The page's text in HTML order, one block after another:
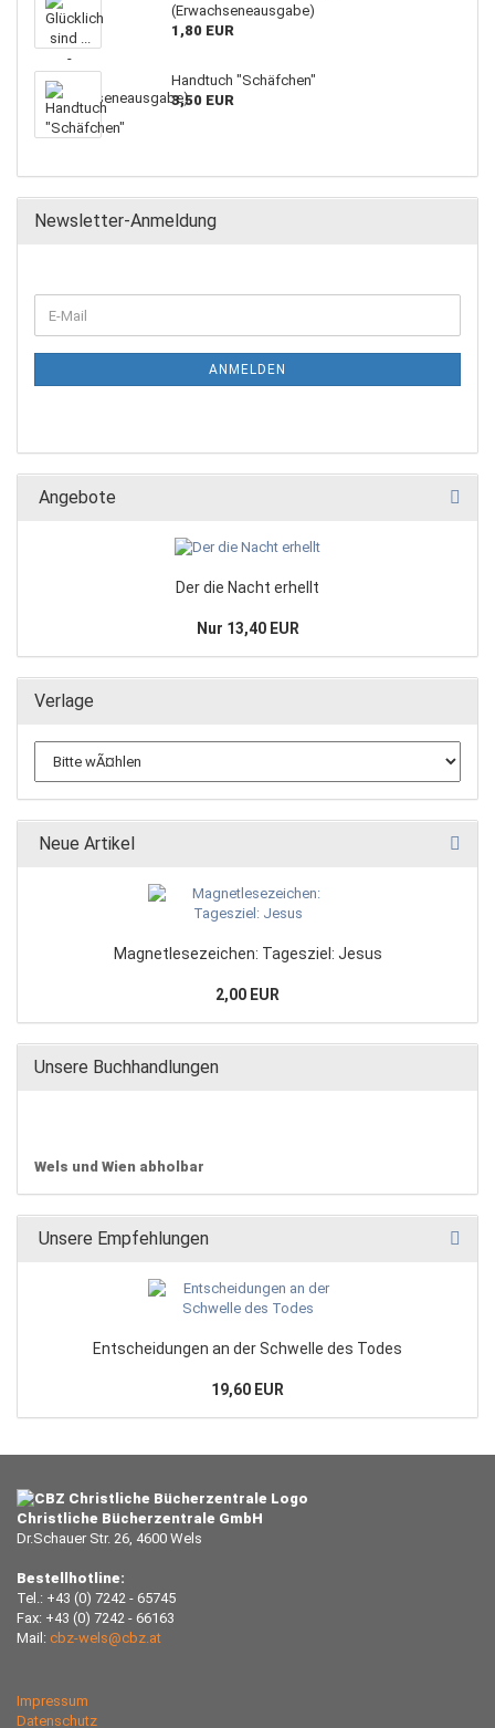
(Erwachseneausgabe)
1,80 EUR
Handtuch "Schäfchen"
3,50 EUR
Newsletter-Anmeldung
ANMELDEN
Angebote
Der die Nacht erhellt
Nur 13,40 EUR
Verlage
Neue Artikel
Magnetlesezeichen: Tagesziel: Jesus
2,00 EUR
Unsere Buchhandlungen
Wels und Wien abholbar
Unsere Empfehlungen
Entscheidungen an der Schwelle des Todes
19,60 EUR
Christliche Bücherzentrale GmbH
Dr.Schauer Str. 26, 4600 Wels
Bestellhotline:
Tel.: +43 (0) 7242 - 65745
Fax: +43 (0) 7242 - 66163
Mail: cbz-wels@cbz.at
Impressum
Datenschutz